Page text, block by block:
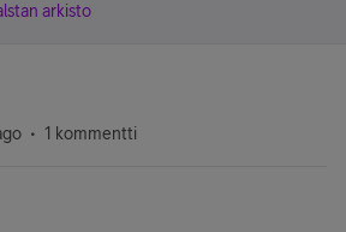
arkisto
1 kommentti